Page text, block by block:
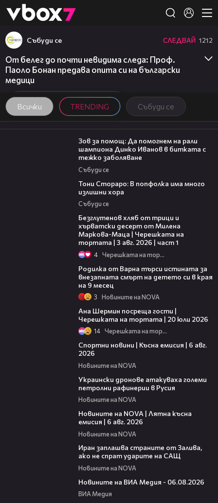
👾
Всички TRENDING Събуди се
Събуди се СЛЕДВАЙ 1212
От белег до почти невидима следа: Проф.
Паоло Бонан предава опита си на български
медици
03:29
Зов за помощ: Да помогнем на рали
шампиона Динко Иванов в битката с
тежко заболяване
Събуди се
Тони Стораро: В попфолка има много
излишни хора
Събуди се
Безглутенов хляб от трици и
хърватски десерт от Милена
Маркова-Маца | Черешката на
тортата | 3 авг. 2026 | част 1
4 Черешката на тортата
Родилка от Варна търси истината за
внезапната смърт на детето си в края
на 9 месец
3 Новините на NOVA
Ана Шермин посреща гости |
Черешката на тортата | 20 юли 2026
14 Черешката на тортата
Спортни новини | Късна емисия | 6 авг.
2026
Новините на NOVA
Украински дронове атакуваха големи
петролни рафинерии в Русия
Новините на NOVA
Новините на NOVA | Лятна късна
емисия | 6 авг. 2026
Новините на NOVA
Иран заплашва страните от Залива,
ако не спрат ударите на САЩ
Новините на NOVA
Новините на ВИА Медия - 06.08.2026
ВИА Медия